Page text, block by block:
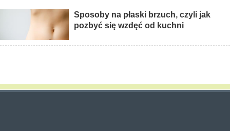
Sposoby na płaski brzuch, czyli jak
pozbyć się wzdęć od kuchni